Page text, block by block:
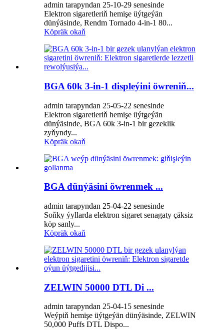
admin tarapyndan 25-10-29 senesinde
Elektron sigaretleriň hemişe üýtgeýän
dünýäsinde, Rendm Tornado 4-in-1 80...
Köpräk okaň
BGA 60k 3-in-1 displeýini öwreniň...
admin tarapyndan 25-05-22 senesinde
Elektron sigaretleriň hemişe üýtgeýän
dünýäsinde, BGA 60k 3-in-1 bir gezeklik
zyňyndy...
Köpräk okaň
BGA dünýäsini öwrenmek ...
admin tarapyndan 25-04-22 senesinde
Soňky ýyllarda elektron sigaret senagaty çäksiz
köp sanly...
Köpräk okaň
ZELWIN 50000 DTL Di ...
admin tarapyndan 25-04-15 senesinde
Weýpiň hemişe üýtgeýän dünýäsinde, ZELWIN
50,000 Puffs DTL Dispo...